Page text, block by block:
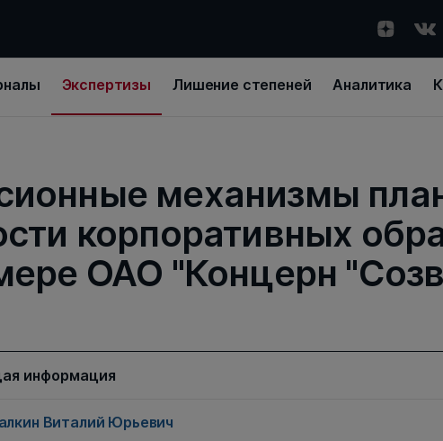
Экспертизы Лишение степеней Аналитика
механизмы
корпоративных
ОАО "Концерн
информация
Виталий Юрьевич